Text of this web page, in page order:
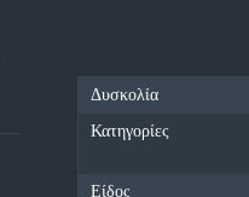
Δυσκολία
Κατηγορίες
Είδος